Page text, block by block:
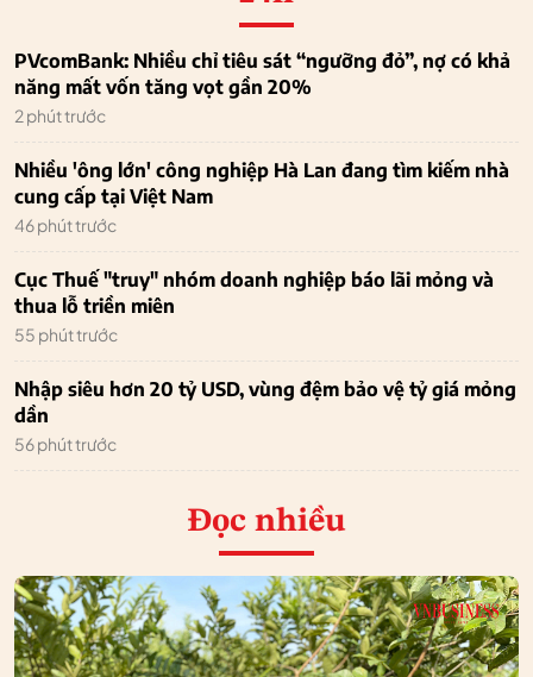
PVcomBank: Nhiều chỉ tiêu sát “ngưỡng đỏ”, nợ có khả
năng mất vốn tăng vọt gần 20%
2 phút trước
Nhiều 'ông lớn' công nghiệp Hà Lan đang tìm kiếm nhà
cung cấp tại Việt Nam
46 phút trước
Cục Thuế "truy" nhóm doanh nghiệp báo lãi mỏng và
thua lỗ triền miên
55 phút trước
Nhập siêu hơn 20 tỷ USD, vùng đệm bảo vệ tỷ giá mỏng
dần
56 phút trước
Đọc nhiều